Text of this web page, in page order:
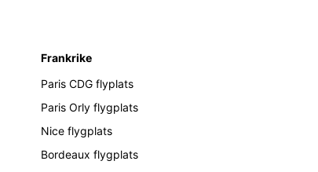
Frankrike
Paris CDG flyplats
Paris Orly flygplats
Nice flygplats
Bordeaux flygplats